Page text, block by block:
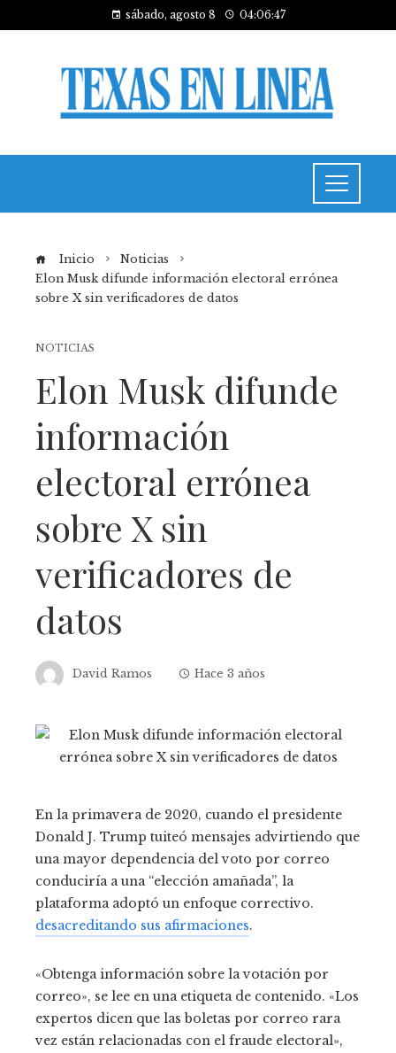
sábado, agosto 8 04:06:48
Inicio
Noticias
Elon Musk difunde información electoral errónea
sobre X sin verificadores de datos
NOTICIAS
Elon Musk difunde
información
electoral errónea
sobre X sin
verificadores de
datos
David Ramos Hace 3 años
En la primavera de 2020, cuando el presidente
Donald J. Trump tuiteó mensajes advirtiendo que
una mayor dependencia del voto por correo
conduciría a una “elección amañada”, la
plataforma adoptó un enfoque correctivo.
desacreditando sus afirmaciones.
«Obtenga información sobre la votación por
correo», se lee en una etiqueta de contenido. «Los
expertos dicen que las boletas por correo rara
vez están relacionadas con el fraude electoral»,